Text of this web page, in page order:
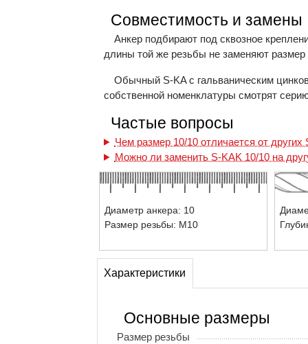
Совместимость и замены
Анкер подбирают под сквозное
длины той же резьбы не заменяют размер
Обычный S-KA с гальваническим
собственной номенклатуры смотрят
Частые вопросы
Чем размер 10/10 отличается от
Можно ли заменить S-KAK 10/10 на
Диаметр анкера: 10
Размер резьбы: М10
Характеристики
Основные размеры
Размер резьбы